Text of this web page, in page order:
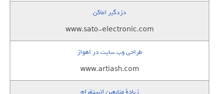
دزدگیر اماکن
www.sato-electronic.com
طراحی وب سایت در اهواز
www.artiash.com
زيادة متابعين انستقرام